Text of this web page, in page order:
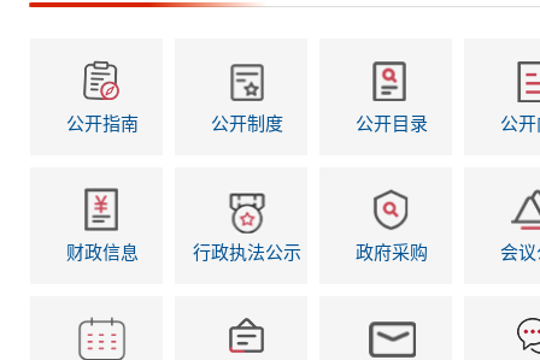
公开指南 公开制度 公开目录 公
财政信息 行政执法公示 政府采购 会议